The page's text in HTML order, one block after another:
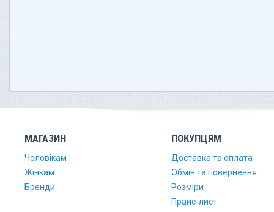
МАГАЗИН
Чоловікам
Жінкам
Бренди
ПОКУПЦЯМ
Доставка та оплата
Обмін та повернення
Розміри
Прайс-лист